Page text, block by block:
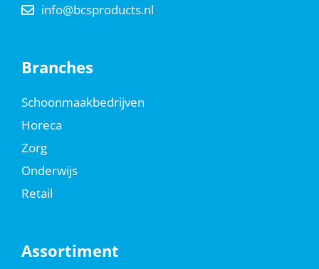
info@bcsproducts.nl
Branches
Schoonmaakbedrijven
Horeca
Zorg
Onderwijs
Retail
Assortiment